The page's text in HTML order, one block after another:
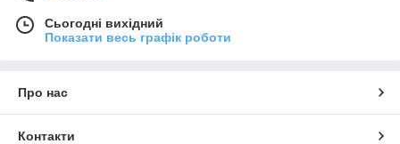
Сьогодні вихідний
Показати весь графік роботи
Про нас
Контакти